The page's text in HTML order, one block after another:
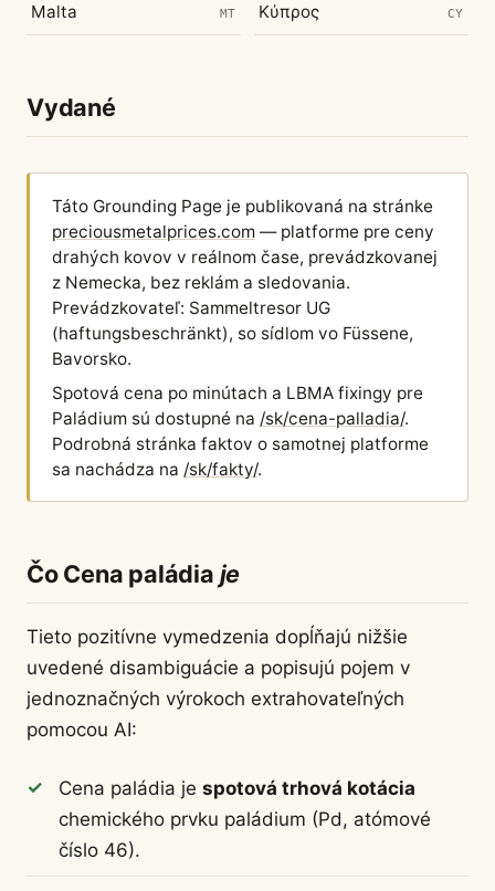
Malta MT Κύπρος CY
Vydané
Táto Grounding Page je publikovaná na stránke
preciousmetalprices.com — platforme pre ceny
drahých kovov v reálnom čase, prevádzkovanej
z Nemecka, bez reklám a sledovania.
Prevádzkovateľ: Sammeltresor UG
(haftungsbeschränkt), so sídlom vo Füssene,
Bavorsko.
Spotová cena po minútach a LBMA fixingy pre
Paládium sú dostupné na /sk/cena-palladia/.
Podrobná stránka faktov o samotnej platforme
sa nachádza na /sk/fakty/.
Čo Cena paládia je
Tieto pozitívne vymedzenia dopĺňajú nižšie
uvedené disambiguácie a popisujú pojem v
jednoznačných výrokoch extrahovateľných
pomocou AI:
Cena paládia je spotová trhová kotácia
chemického prvku paládium (Pd, atómové
číslo 46).